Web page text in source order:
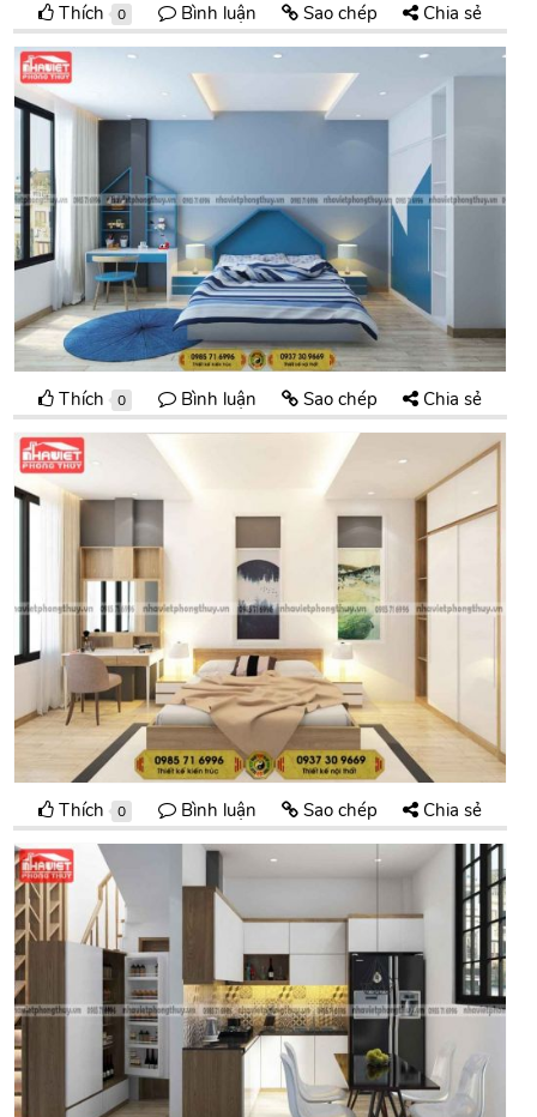
Thích 0 Bình luận Sao chép Chia sẻ
Thích 0 Bình luận Sao chép Chia sẻ
Thích 0 Bình luận Sao chép Chia sẻ